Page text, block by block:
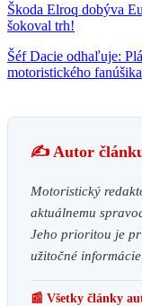
Škoda Elroq dobýva
šokoval trh!
Šéf Dacie odhaľuje:
motoristického
✍️ Autor
Motoristický
aktuálnemu
Jeho prioritou je
užitočné
📰 Všetky články